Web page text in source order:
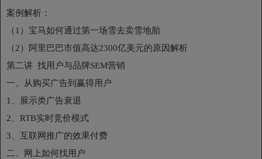
案例解析：
（1）宝马如何通过第一场雪去卖雪地胎
（2）阿里巴巴市值高达2300亿美元的原因解析
第二讲 找用户与品牌SEM营销
一、从购买广告到赢得用户
1、展示类广告衰退
2、RTB实时竞价模式
3、互联网推广的效果付费
二、网上如何找用户